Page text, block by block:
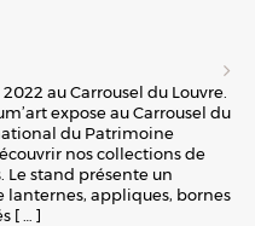
au Carrousel du Louvre.
expose au Carrousel du
du Patrimoine
nos collections de
Le stand présente un
lanternes, appliques, bornes
[ … ]